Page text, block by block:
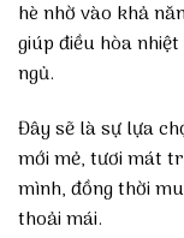
hè nhờ vào khả
giúp điều hòa
ngủ.
Đây sẽ là sự lựa
mới mẻ, tươi mát
mình, đồng thời
thoải mái.